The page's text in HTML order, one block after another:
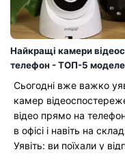
Найкращі камери
телефон - ТОП-5
Сьогодні вже важко
камер
відео прямо на
в офісі і навіть на
Уявіть: ви поїхали у